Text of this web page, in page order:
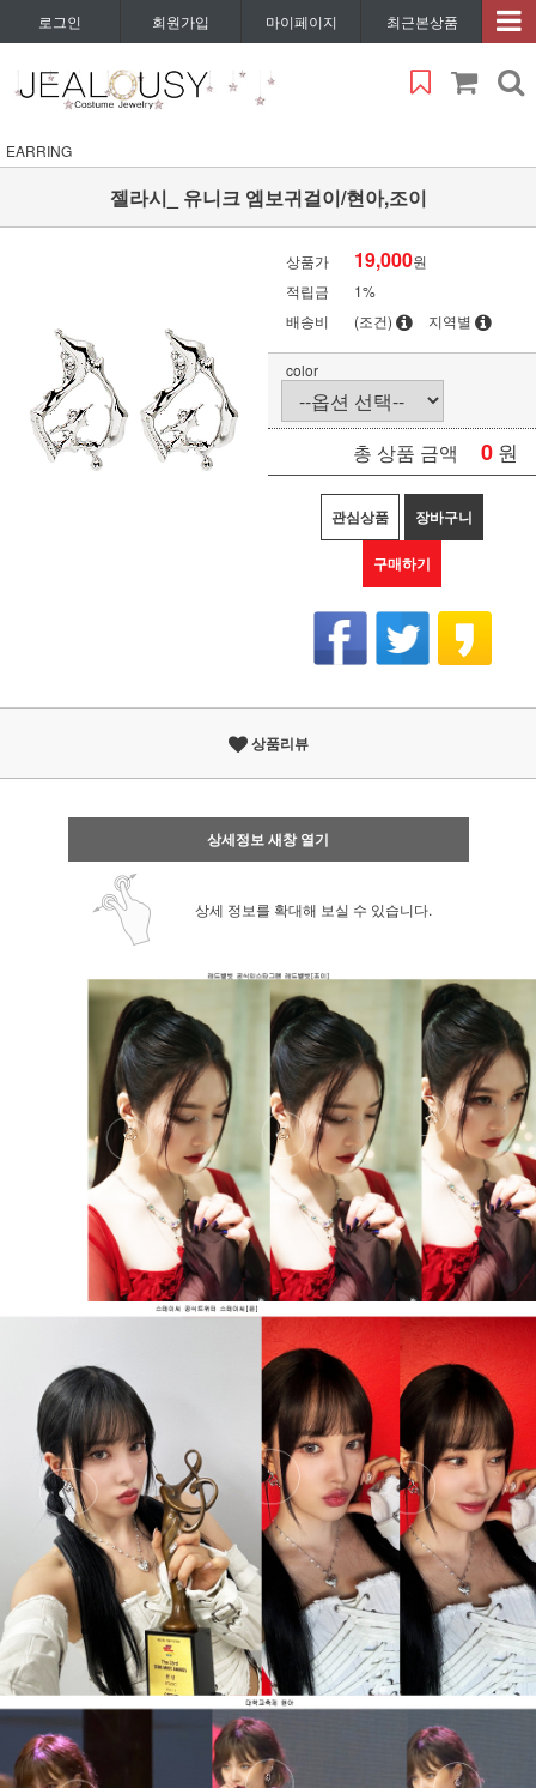
로그인 회원가입 마이페이지 최근본상품
EARRING
젤라시_ 유니크 엠보귀걸이/현아,조이
상품가 19,000원
적립금
1%
배송비
(조건) 지역별
color
총 상품 금액 0 원
관심상품 장바구니
구매하기
상품리뷰
상세정보 새창 열기
상세 정보를 확대해 보실 수 있습니다.